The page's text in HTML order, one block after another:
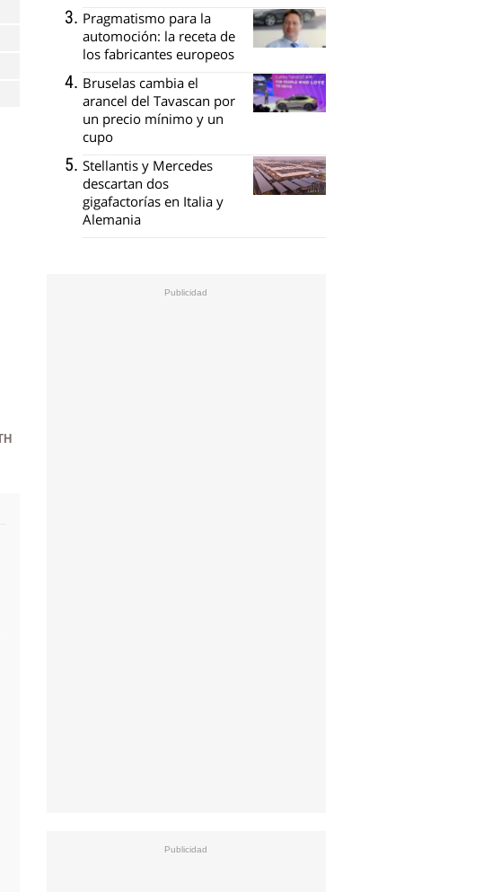
Pragmatismo para la
automoción: la receta de
los fabricantes europeos
Bruselas cambia el
arancel del Tavascan por
un precio mínimo y un
cupo
Stellantis y Mercedes
descartan dos
gigafactorías en Italia y
Alemania